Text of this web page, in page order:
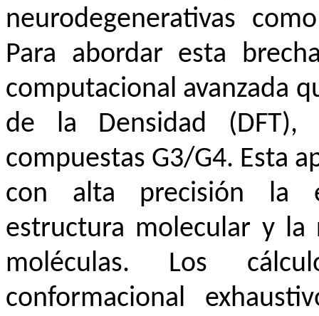
neurodegenerativas
Para abordar esta
computacional avanzada
de la Densidad
compuestas G3/G4. Esta
con alta precisión la
estructura molecular y la
moléculas. Los
conformacional